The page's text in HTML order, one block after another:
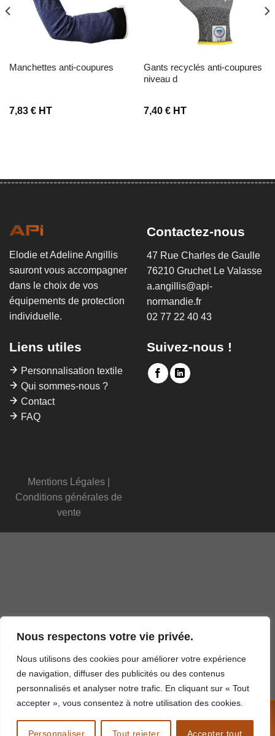
Nous respectons votre vie privée.
Nous utilisons des cookies pour améliorer votre expérience
de navigation, diffuser des publicités ou des contenus
personnalisés et analyser notre trafic. En cliquant sur « Tout
accepter », vous consentez à notre utilisation des cookies.
Personnaliser Tout rejeter Accepter tout
manchettes anti-coupures
7,83 €HT
gants recyclés anti-coupures
niveau d
7,40 €HT
Elodie et Adeline Angillis
sauront vous accompagner
dans le choix de vos
équipements de protection
individuelle.
Contactez-nous
47 Rue Charles de Gaulle
76210 Gruchet Le Valasse
a.angillis@api-
normandie.fr
02 77 22 40 43
Liens utiles
Personnalisation textile
Qui sommes-nous ?
Contact
FAQ
Suivez-nous !
Mentions Légales
Conditions générales de
vente